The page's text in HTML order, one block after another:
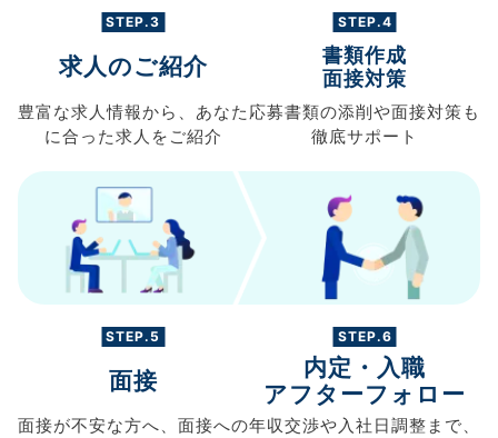
STEP.3
求人のご紹介
豊富な求人情報から、 あなた
に合った求人を ご紹介
STEP.4
書類作成
面接対策
応募書類の添削や面接対策も
徹底サポート
STEP.5
面接
面接が不安な方へ、 面接への
STEP.6
内定・入職
アフターフォロー
年収交渉や入社日調整まで、